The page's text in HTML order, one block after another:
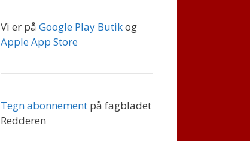
Vi er på Google Play Butikog
Apple App Store
Tegn abonnement på fagbladet
Redderen